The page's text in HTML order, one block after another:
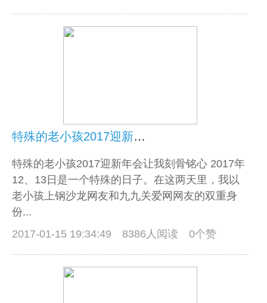
特殊的老小孩2017迎新年会让我刻骨铭心
特殊的老小孩2017迎新年会让我刻骨铭心 2017年
12、13日是一个特殊的日子。在这两天里，我以
老小孩上钢沙龙网友和九九关爱网网友的双重身
份...
2017-01-15 19:34:49
8386人阅读 0个赞